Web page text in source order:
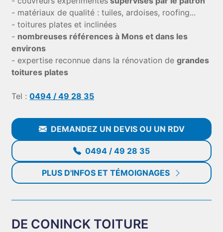
- matériaux de qualité : tuiles, ardoises, roofing...
- toitures plates et inclinées
- nombreuses références à Mons et dans les
environs
- expertise reconnue dans la rénovation degrandes
toitures plates
Tel :0494 / 49 28 35
DEMANDEZ UN DEVIS OU UN RDV
0494 / 49 28 35
PLUS D'INFOS ET TÉMOIGNAGES
DE CONINCK TOITURE